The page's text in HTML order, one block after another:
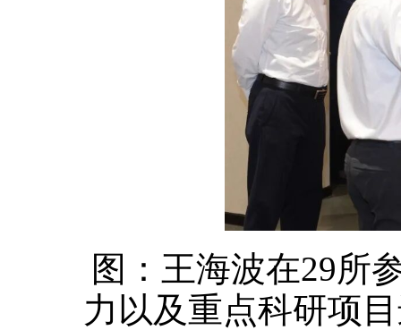
图：王海波在29所
力以及重点科研项